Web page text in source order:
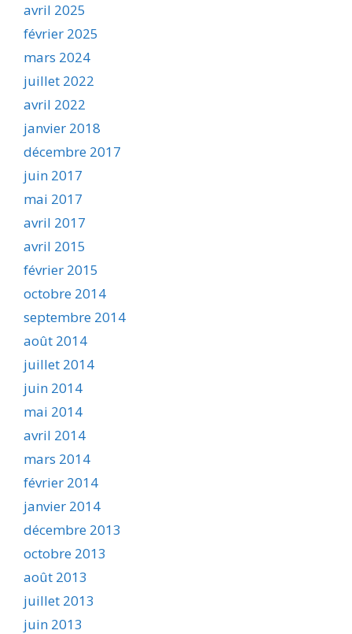
avril 2025
février 2025
mars 2024
juillet 2022
avril 2022
janvier 2018
décembre 2017
juin 2017
mai 2017
avril 2017
avril 2015
février 2015
octobre 2014
septembre 2014
août 2014
juillet 2014
juin 2014
mai 2014
avril 2014
mars 2014
février 2014
janvier 2014
décembre 2013
octobre 2013
août 2013
juillet 2013
juin 2013